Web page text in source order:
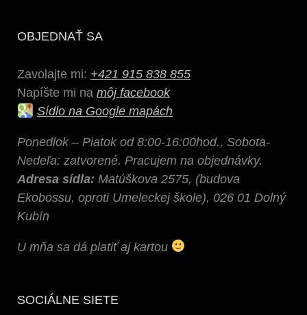
OBJEDNAŤ SA
Zavolajte mi: +421 915 838 855
Napíšte mi na môj facebook
Sídlo na Google mapách
Ponedlok – Piatok od 8:00-16:00hod., Sobota-
Nedeľa: zatvorené. Pracujem na objednávky.
Adresa sídla: Matúškova 2575, (budova
Ekobossu, oproti Umeleckej škole), 026 01 Dolný
Kubín
U mňa sa dá platiť aj kartou
SOCIÁLNE SIETE